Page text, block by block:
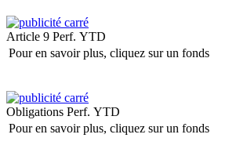
Article 9 Perf. YTD
Pour en savoir plus, cliquez sur un fonds
Obligations Perf. YTD
Pour en savoir plus, cliquez sur un fonds